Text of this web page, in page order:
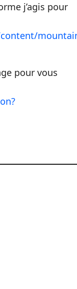
j’agis pour
pour vous